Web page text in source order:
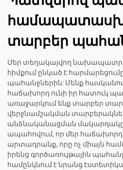
տարբեր
Մեր տեղակայվող
հիմքում ընկած է
պահանջներին: Մենք
հաճախորդ ունի իր հատուկ
առաջարկում ենք տարբեր
վերջնամշակման
անձնականացման մակարդակը
ապահովում, որ մեր
արտադրանք, որը ոչ միայն
իրենց գործառույթային
համընկնում է նրանց